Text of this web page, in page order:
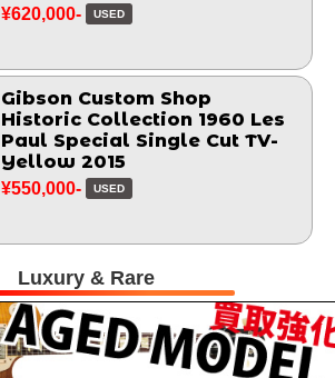
¥620,000- USED
Gibson Custom Shop
Historic Collection 1960 Les
Paul Special Single Cut TV-
Yellow 2015
¥550,000- USED
Luxury & Rare